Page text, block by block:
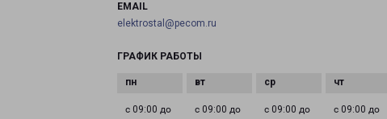
EMAIL
elektrostal@pecom.ru
ГРАФИК РАБОТЫ
с 09:00 до
с 09:00 до
с 09:00 до
с 09:00 до